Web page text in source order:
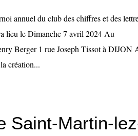
annuel du club des chiffres et des
lieu le Dimanche 7 avril 2024 Au
Berger 1 rue Joseph Tissot à DIJON
création...
Saint-Martin-